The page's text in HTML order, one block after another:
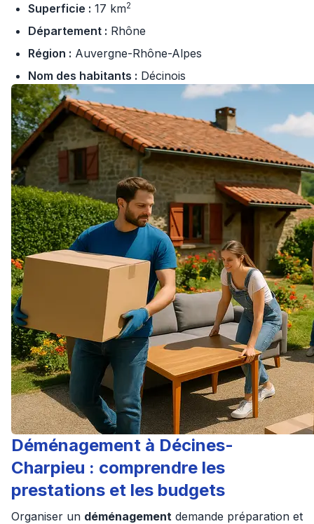
Superficie : 17 km2
Département : Rhône
Région : Auvergne-Rhône-Alpes
Nom des habitants : Décinois
Déménagement à Décines-
Charpieu : comprendre les
prestations et les budgets
Organiser un déménagement demande préparation et